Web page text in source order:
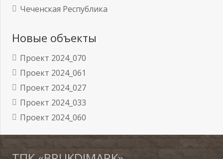
Чеченская Республика
Новые объекты
Проект 2024_070
Проект 2024_061
Проект 2024_027
Проект 2024_033
Проект 2024_060